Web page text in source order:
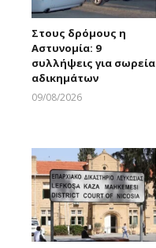
Στους δρόμους η
Αστυνομία: 9
συλλήψεις για σωρεία
αδικημάτων
09/08/2026